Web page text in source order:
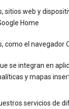
sitios web y
Home
como el navegador
se integran en
y mapas
servicios de